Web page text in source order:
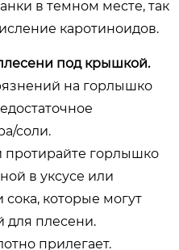
в темном месте, так
каротиноидов.
под крышкой.
на горлышко
соли.
протирайте горлышко
в уксусе или
сока, которые могут
для плесени.
прилегает.